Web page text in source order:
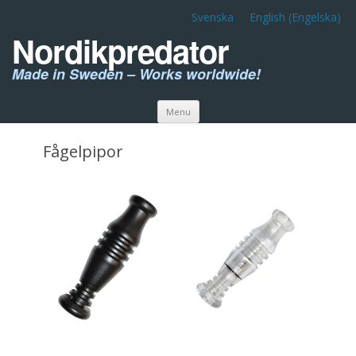
Svenska English (Engelska)
Nordikpredator
Made in Sweden – Works worldwide!
Menu Skip to content
Fågelpipor